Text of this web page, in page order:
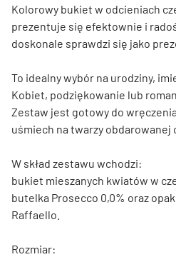
Kolorowy bukiet w odcieniach
prezentuje się efektownie i
doskonale sprawdzi się jako
To idealny wybór na urodziny,
Kobiet, podziękowanie lub
Zestaw jest gotowy do
uśmiech na twarzy obdarowanej
W skład zestawu wchodzi:
bukiet mieszanych kwiatów w
butelka Prosecco 0,0% oraz
Raffaello.
Rozmiar: